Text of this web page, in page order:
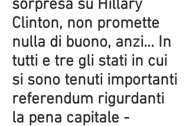
sorpresa su Hillary
Clinton, non promette
nulla di buono, anzi... In
tutti e tre gli stati in cui
si sono tenuti importanti
referendum rigurdanti
la pena capitale -